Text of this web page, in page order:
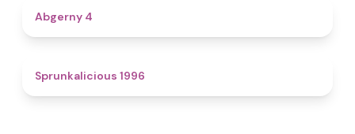
Abgerny 4
Sprunkalicious 1996